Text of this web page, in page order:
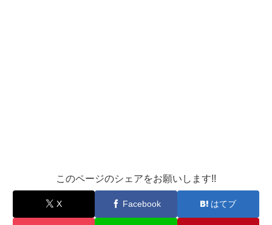
このページのシェアをお願いします!!
X Facebook はてブ